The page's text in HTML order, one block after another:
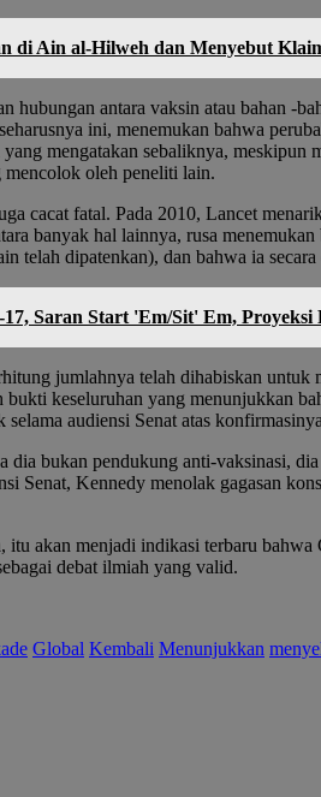
di Ain al-Hilweh dan Menyebut
hubungan antara vaksin atau bahan -
ini, menemukan bahwa
mengatakan sebaliknya,
oleh peneliti lain.
cacat fatal. Pada 2010, Lancet
banyak hal lainnya, rusa
telah dipatenkan), dan bahwa ia
Saran Start 'Em/Sit' Em, Proyeksi
jumlahnya telah dihabiskan
bukti keseluruhan yang menunjukkan
audiensi Senat atas
bukan pendukung anti-vaksinasi,
Senat, Kennedy menolak gagasan
itu akan menjadi indikasi terbaru
debat ilmiah yang valid.
Global Kembali Menunjukkan